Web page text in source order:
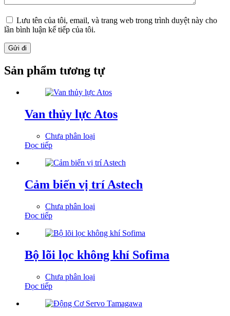
Lưu tên của tôi, email, và trang web trong trình duyệt này cho
lần bình luận kế tiếp của tôi.
Gửi đi
Sản phẩm tương tự
Van thủy lực Atos
Chưa phân loại
Đọc tiếp
Cảm biến vị trí Astech
Chưa phân loại
Đọc tiếp
Bộ lõi lọc không khí Sofima
Chưa phân loại
Đọc tiếp